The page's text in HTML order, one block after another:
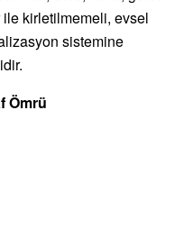
kirletilmemeli, evsel
sistemine
Ömrü